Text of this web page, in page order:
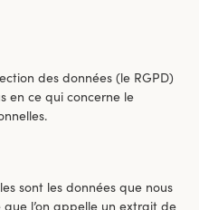
des données (le RGPD)
en ce qui concerne le
sont les données que nous
l’on appelle un extrait de